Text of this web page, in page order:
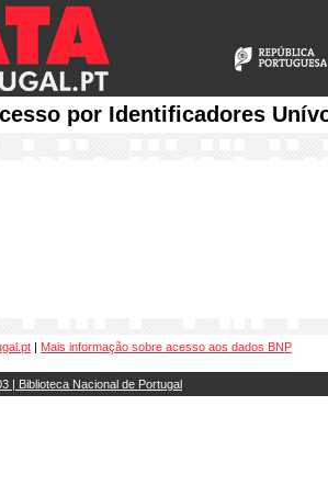
por Identificadores
| Mais informação sobre acesso aos dados BNP
| Biblioteca Nacional de Portugal